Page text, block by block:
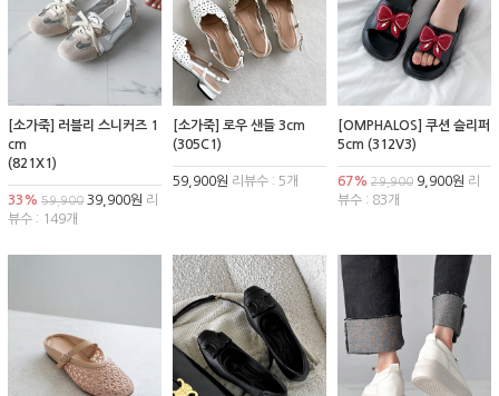
[소가죽] 러블리 스니커즈 1
cm
(821X1)
33% 59,900 39,900원 리
뷰수 : 149개
[소가죽] 로우 샌들 3cm
(305C1)
59,900원 리뷰수 : 5개
[OMPHALOS] 쿠션 슬리퍼
5cm (312V3)
67% 29,9009,900원 리
뷰수 : 83개